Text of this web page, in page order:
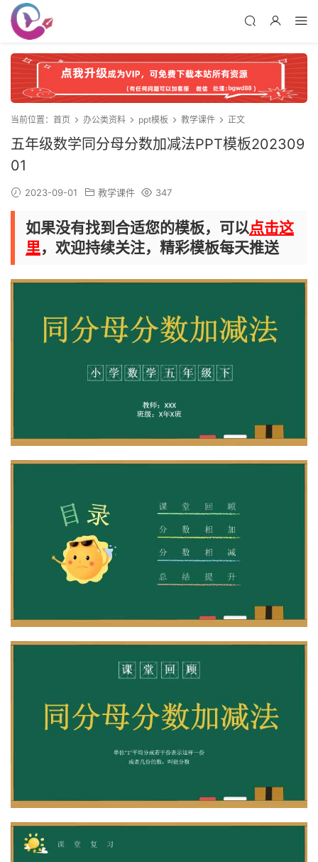
当前位置： 首页 办公类资料 ppt模板 教学课件 正文
五年级数学同分母分数加减法PPT模板202309
01
2023-09-01 教学课件 347
如果没有找到合适您的模板，可以点击这
里，欢迎持续关注，精彩模板每天推送